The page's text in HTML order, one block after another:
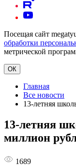
Посещая сайт
обработки
метрической
ОК
Главная
Все новости
13-летняя
13-летняя
миллион
1689